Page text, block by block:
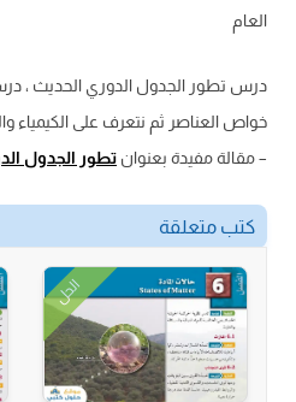
العام
درس تطور الجدول الدوري الحديث ،
خواص العناصر ثم نتعرف على الكيمياء
– مقالة مفيدة بعنوان تطور الجدول
كتب متعلقة
الحل